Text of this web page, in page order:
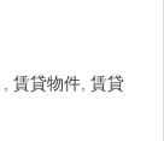
,賃貸物件 ,賃貸